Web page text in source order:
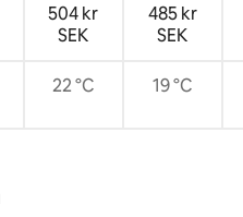
504 kr
SEK
485 kr
SEK
22 °C 19 °C